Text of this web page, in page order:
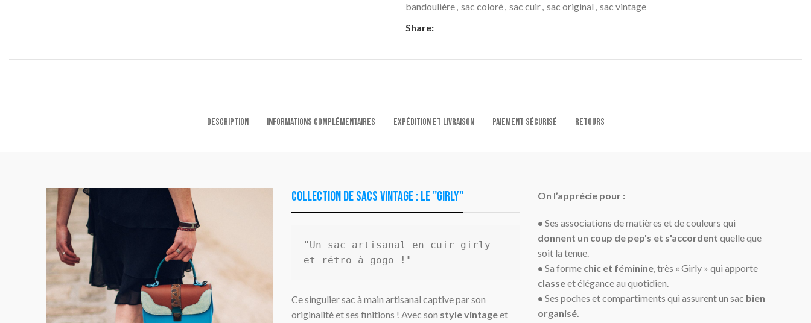
bandoulière, sac coloré, sac cuir, sac original , sac vintage
Share:
DESCRIPTION INFORMATIONS COMPLÉMENTAIRES EXPÉDITION ET LIVRAISON PAIEMENT SÉCURISÉ RETOURS
Collection de sacs vintage : le "girly"
"Un sac artisanal en cuir
girly
et rétro à gogo !"
Ce singulier sac à main artisanal captive par son
originalité et ses finitions ! Avec son style vintageet
On l’apprécie pour :
• Ses associations de matières et de couleurs qui
donnent un coup de pep's et s'accordent quelle que
soit la tenue.
• Sa forme chic et féminine, très « Girly » qui apporte
classeet élégance au quotidien.
• Ses poches et compartiments qui assurent un sac bien
organisé.